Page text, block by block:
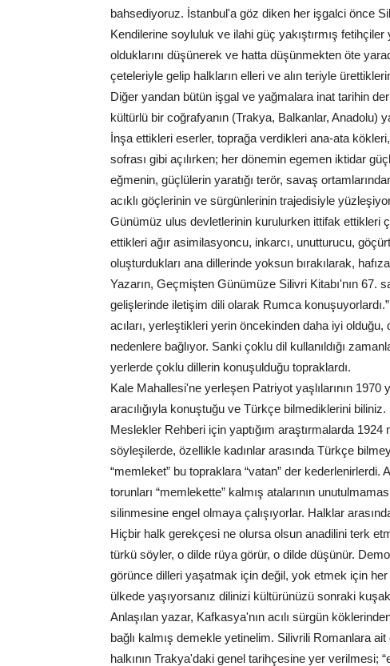
bahsediyoruz. İstanbul'a göz diken her işgalci önce
Kendilerine soyluluk ve ilahi güç yakıştırmış fetihçiler
olduklarını düşünerek ve hatta düşünmekten öte
çeteleriyle gelip halkların elleri ve alın teriyle
Diğer yandan bütün işgal ve yağmalara inat tarihin
kültürlü bir coğrafyanın (Trakya, Balkanlar, Anadolu)
İnşa ettikleri eserler, toprağa verdikleri ana-ata
sofrası gibi açılırken; her dönemin egemen iktidar
eğmenin, güçlülerin yaratığı terör, savaş
acıklı göçlerinin ve sürgünlerinin trajedisiyle
Günümüz ulus devletlerinin kurulurken ittifak ettikleri
ettikleri ağır asimilasyoncu, inkarcı, unutturucu,
oluşturdukları ana dillerinde yoksun bırakılarak,
Yazarın, Geçmişten Günümüze Silivri Kitabı'nın 67.
gelişlerinde iletişim dili olarak Rumca
acıları, yerleştikleri yerin öncekinden daha iyi
nedenlere bağlıyor. Sanki çoklu dil kullanıldığı
yerlerde çoklu dillerin konuşulduğu topraklardı.
Kale Mahallesi'ne yerleşen Patriyot yaşlılarının 1970
aracılığıyla konuştuğu ve Türkçe bilmediklerini
Meslekler Rehberi için yaptığım araştırmalarda
söyleşilerde, özellikle kadınlar arasında Türkçe
“memleket” bu topraklara “vatan” der
torunları “memlekette” kalmış atalarının
silinmesine engel olmaya çalışıyorlar. Halklar
Hiçbir halk gerekçesi ne olursa olsun anadilini terk
türkü söyler, o dilde rüya görür, o dilde düşünür.
görünce dilleri yaşatmak için değil, yok etmek için her
ülkede yaşıyorsanız dilinizi kültürünüzü sonraki
Anlaşılan yazar, Kafkasya'nın acılı sürgün
bağlı kalmış demekle yetinelim. Silivrili Romanlara
halkının Trakya'daki genel tarihçesine yer verilmesi;